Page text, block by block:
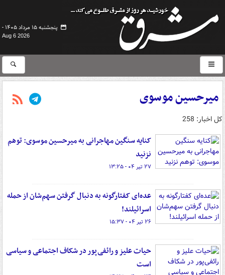
پنجشنبه ۱۵ مرداد ۱۴۰۵ -
Aug 6 2026
میرحسین موسوی
کل اخبار: 258
کنایه سنگین مهاجرانی به میرحسین موسوی: توهم
نزنید
۲۷ تیر ۰۴ - ۱۳:۲۵
عده‌ای کفتارگونه به دنبال گرفتن سهم‌شان از حمله
اسرائیلند!
۲۶ تیر ۰۴ - ۱۵:۳۷
حیات علیز و رائفی‌پور در شکاف‌ اجتماعی و سیاسی
است